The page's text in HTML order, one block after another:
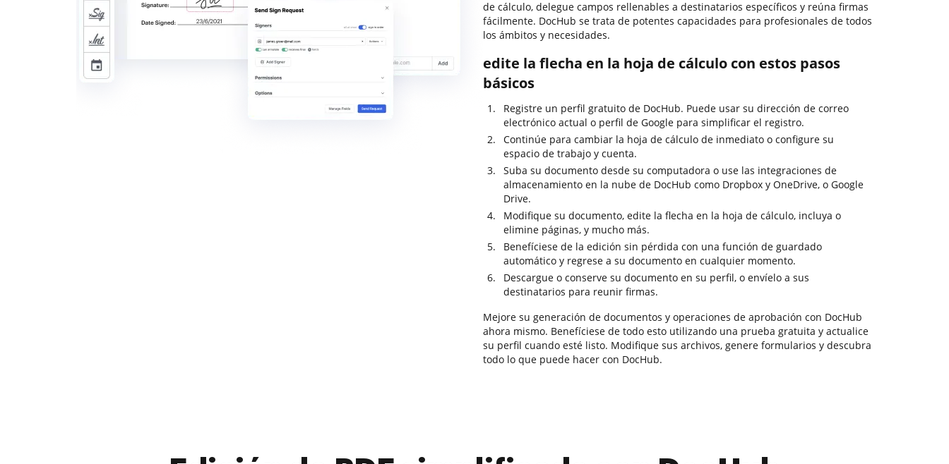
de cálculo, delegue campos rellenables a destinatarios específicos y reúna firmas
fácilmente. DocHub se trata de potentes capacidades para profesionales de todos
los ámbitos y necesidades.
edite la flecha en la hoja de cálculo con estos pasos
básicos
Registre un perfil gratuito de DocHub. Puede usar su dirección de correo
electrónico actual o perfil de Google para simplificar el registro.
Continúe para cambiar la hoja de cálculo de inmediato o configure su
espacio de trabajo y cuenta.
Suba su documento desde su computadora o use las integraciones de
almacenamiento en la nube de DocHub como Dropbox y OneDrive, o Google
Drive.
Modifique su documento, edite la flecha en la hoja de cálculo, incluya o
elimine páginas, y mucho más.
Benefíciese de la edición sin pérdida con una función de guardado
automático y regrese a su documento en cualquier momento.
Descargue o conserve su documento en su perfil, o envíelo a sus
destinatarios para reunir firmas.
Mejore su generación de documentos y operaciones de aprobación con DocHub
ahora mismo. Benefíciese de todo esto utilizando una prueba gratuita y actualice
su perfil cuando esté listo. Modifique sus archivos, genere formularios y descubra
todo lo que puede hacer con DocHub.